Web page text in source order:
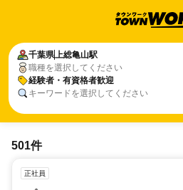
千葉県上総亀山駅
職種を選択してください
経験者・有資格者歓迎
キーワードを選択してください
501件
正社員